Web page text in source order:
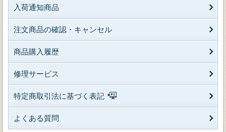
入荷通知商品
注文商品の確認・キャンセル
商品購入履歴
修理サービス
特定商取引法に基づく表記
よくある質問